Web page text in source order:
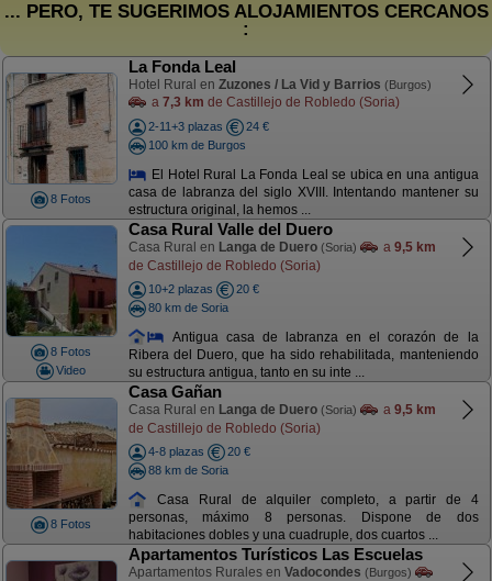
... PERO, TE SUGERIMOS ALOJAMIENTOS CERCANOS
:
8 Fotos
La Fonda Leal
Hotel Rural en Zuzones / La Vid y Barrios (Burgos)
a 7,3 km de Castillejo de Robledo (Soria)
2-11+3 plazas
24 €
100 km de Burgos
El Hotel Rural La Fonda Leal se ubica en una antigua
casa de labranza del siglo XVIII. Intentando mantener su
estructura original, la hemos ...
8 Fotos
Video
Casa Rural Valle del Duero
Casa Rural en Langa de Duero (Soria) a 9,5 km
de Castillejo de Robledo (Soria)
10+2 plazas
20 €
80 km de Soria
Antigua casa de labranza en el corazón de la
Ribera del Duero, que ha sido rehabilitada, manteniendo
su estructura antigua, tanto en su inte ...
8 Fotos
Casa Gañan
Casa Rural en Langa de Duero (Soria) a 9,5 km
de Castillejo de Robledo (Soria)
4-8 plazas
20 €
88 km de Soria
Casa Rural de alquiler completo, a partir de 4
personas, máximo 8 personas. Dispone de dos
habitaciones dobles y una cuadruple, dos cuartos ...
Apartamentos Turísticos Las Escuelas
Apartamentos Rurales en Vadocondes (Burgos)